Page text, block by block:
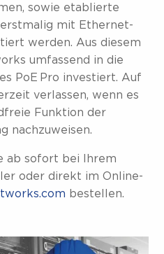
sowie etablierte
mit Ethernet-
werden. Aus diesem
umfassend in die
PoE Pro investiert. Auf
verlassen, wenn es
Funktion der
nachzuweisen.
ab sofort bei Ihrem
oder direkt im Online-
bestellen.